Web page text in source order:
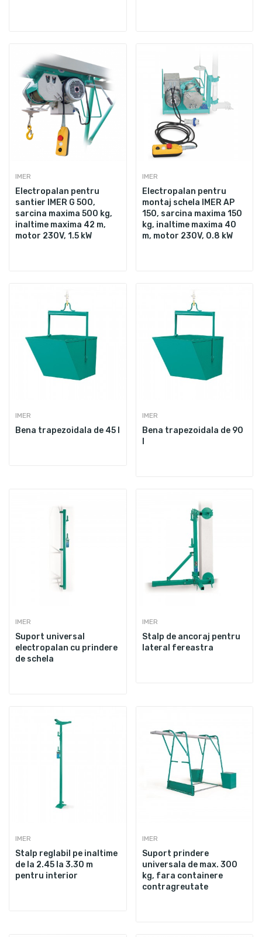
IMER
Electropalan pentru
santier IMER G 500,
sarcina maxima 500 kg,
inaltime maxima 42 m,
motor 230V, 1.5 kW
IMER
Electropalan pentru
montaj schela IMER AP
150, sarcina maxima 150
kg, inaltime maxima 40
m, motor 230V, 0.8 kW
IMER
Bena trapezoidala de 45 l
IMER
Bena trapezoidala de 90
IMER
Suport universal
electropalan cu prindere
de schela
IMER
Stalp de ancoraj pentru
lateral fereastra
IMER
Stalp reglabil pe inaltime
de la 2.45 la 3.30 m
pentru interior
IMER
Suport prindere
universala de max. 300
kg, fara containere
contragreutate